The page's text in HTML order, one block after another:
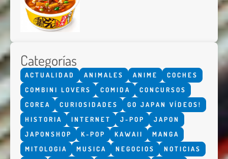
Categorías
ACTUALIDAD ANIMALES ANIME
COCHES
COMBINI LOVERS
COMIDA
CONCURSOS
COREA
CURIOSIDADES
GO JAPAN VÍDEOS!
HISTORIA
INTERNET J-POP
JAPON
JAPONSHOP
K-POP KAWAII
MANGA
MITOLOGIA
MUSICA NEGOCIOS NOTICIAS